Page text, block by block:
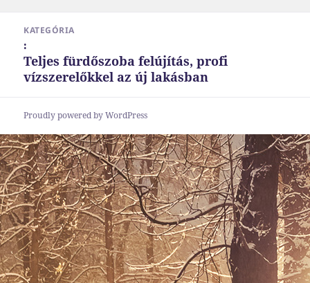
navigációKATEGÓRIA
:
Teljes fürdőszoba felújítás, profi
vízszerelőkkel az új lakásban
Proudly powered by WordPress